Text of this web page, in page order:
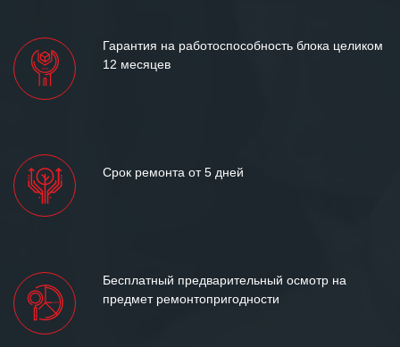
Гарантия на работоспособность блока целиком
12 месяцев
Срок ремонта от 5 дней
Бесплатный предварительный осмотр на
предмет ремонтопригодности